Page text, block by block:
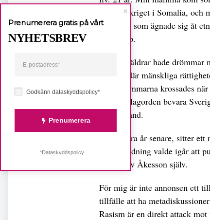
inbördeskriget i Somalia,
president som ägnade sig åt
folkgrupp.
Mina föräldrar hade
ett land där mänskliga
Men drömmarna krossades
takt till slagorden bevara
stod i brand.
I dag, flera år senare, sitter
morgontidning valde igår att
skriven av Åkesson själv.
För mig är inte annonsen ett
tillfälle att ha
Rasism är en direkt attack
Godkänn dataskyddspolicy*
Prenumerera
Prenumerera gratis på vårt
NYHETSBREV
*Dataskyddspolicy